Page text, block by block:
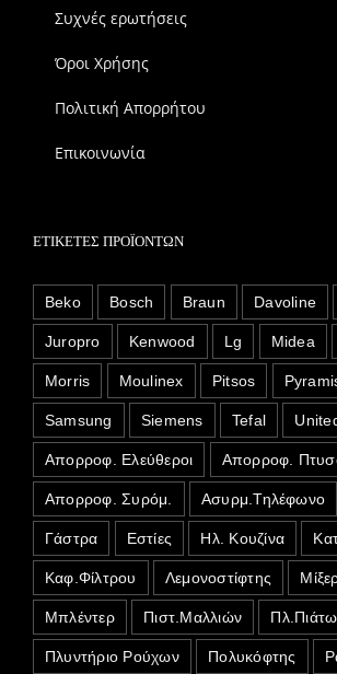
Συχνές ερωτήσεις
Όροι Χρήσης
Πολιτική Απορρήτου
Επικοινωνία
ΕΤΙΚΈΤΕΣ ΠΡΟΪΌΝΤΩΝ
Beko Bosch Braun Davoline
Juropro Kenwood Lg Midea
Morris Moulinex Pitsos
Samsung Siemens Tefal
Απορροφ. Ελεύθεροι Απορροφ.
Απορροφ. Συρόμ. Ασυρμ.Τηλέφωνο
Γάστρα Εστίες Ηλ. Κουζίνα
Καφ.Φίλτρου Λεμονοστίφτης
Μπλέντερ Πιστ.Μαλλιών
Πλυντήριο Ρούχων Πολυκόφτης